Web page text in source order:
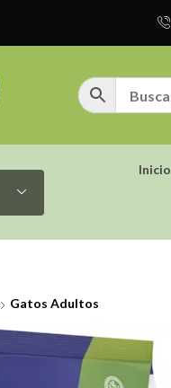
Inicio
Gatos Adultos